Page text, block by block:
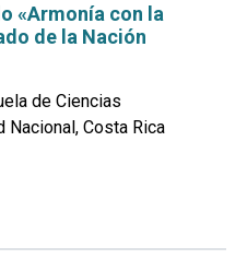
«Armonía con la
de la Nación
de Ciencias
Costa Rica